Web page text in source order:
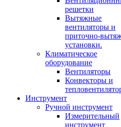
решетки
Вытяжные
вентиляторы и
приточно-
установки.
Климатическое
оборудование
Вентиляторы
Конвекторы и
Инструмент
Ручной инструмент
Измерительный
инструмент